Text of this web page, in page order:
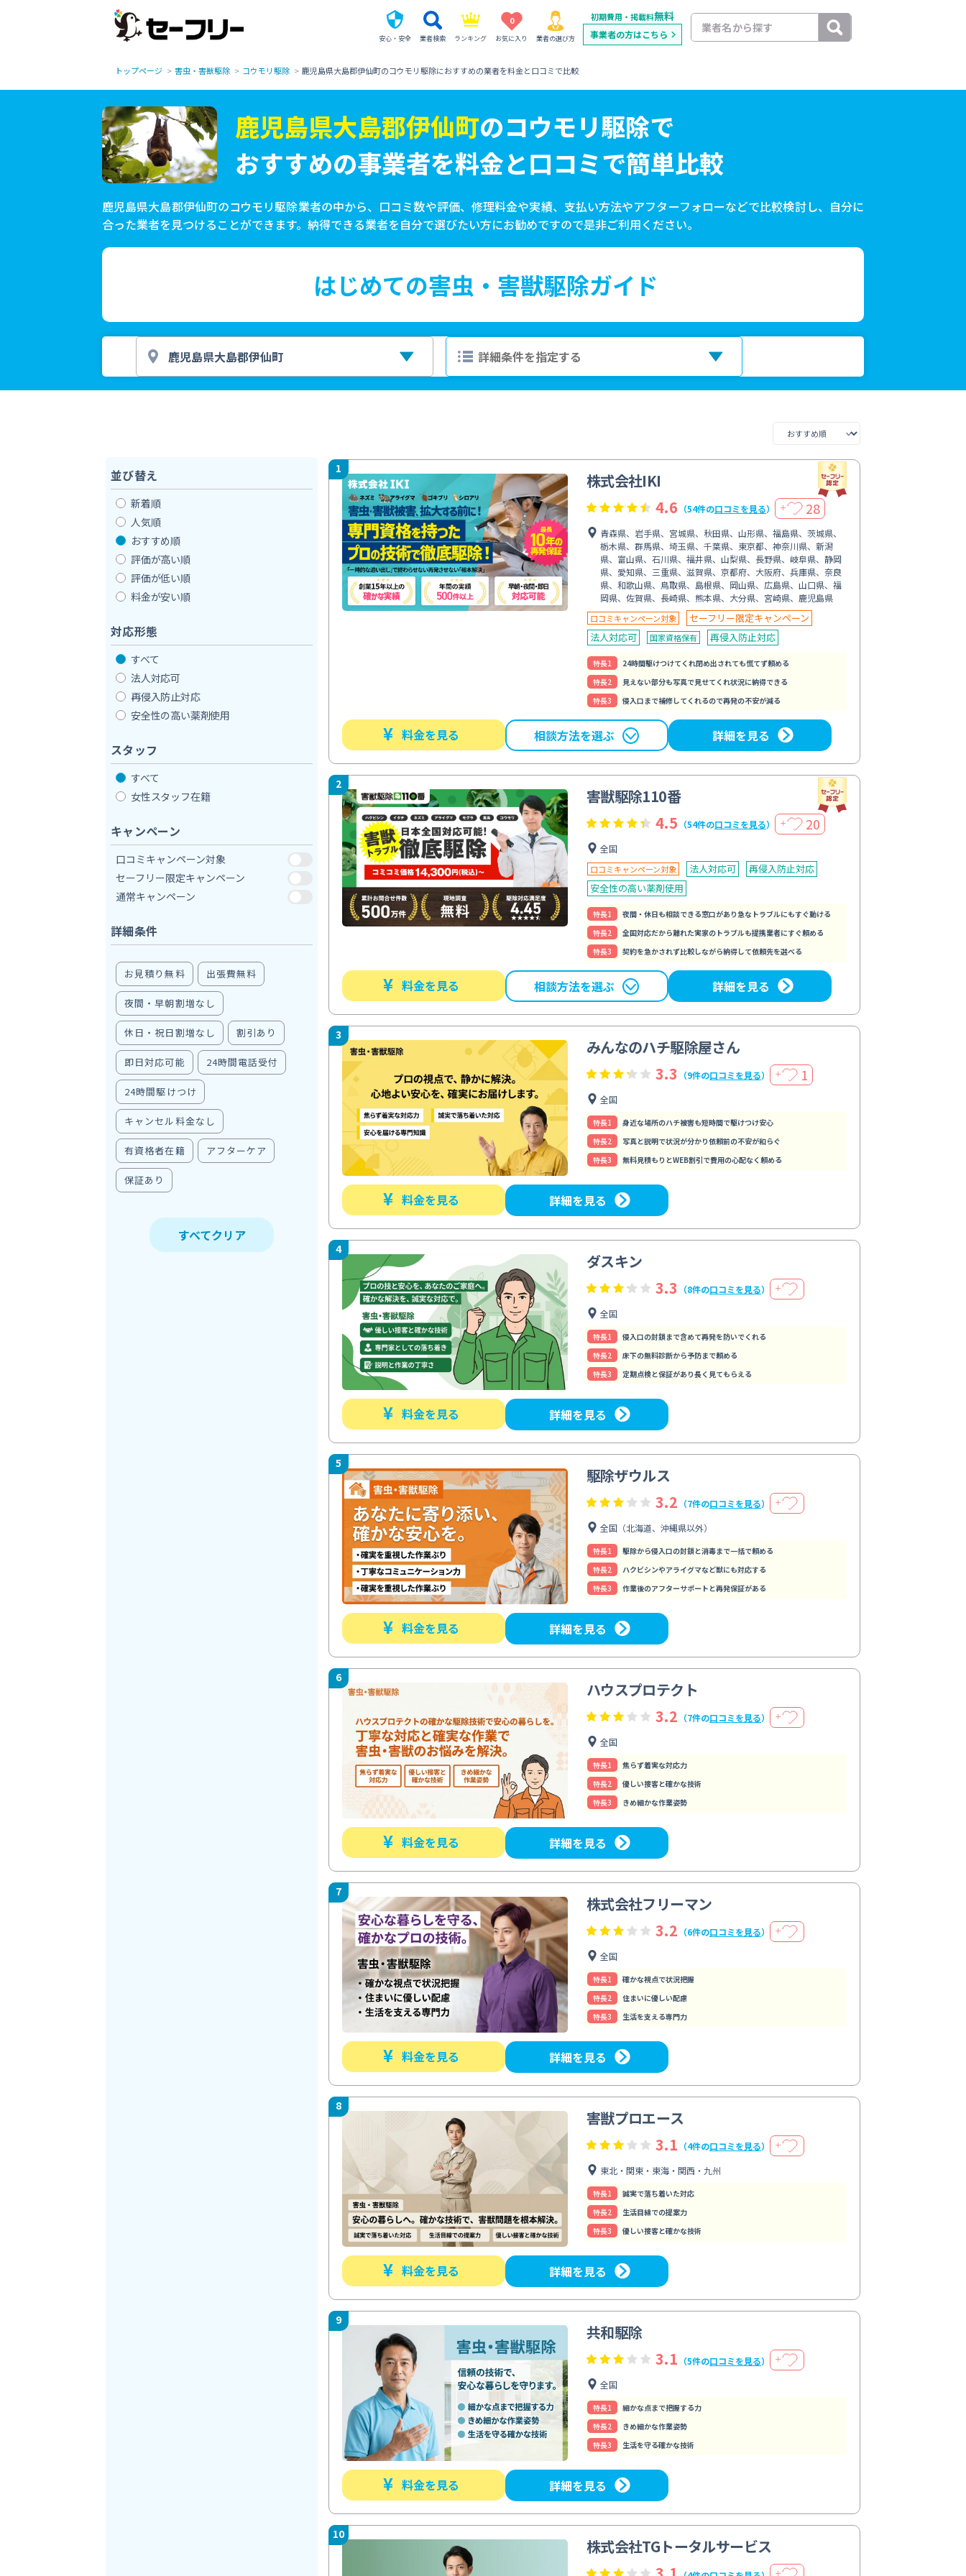
安心・安全 業者検索 ランキング
0
お気に入り 業者の選び方
初期費用・掲載料無料
事業者の方はこちら
トップページ 害虫・害獣駆除 コウモリ駆除 鹿児島県大島郡伊仙町のコウモリ駆除におすすめの業者を料金と口コミで比較
鹿児島県大島郡伊仙町のコウモリ駆除で
おすすめの事業者を料金と口コミで簡単比較
鹿児島県大島郡伊仙町のコウモリ駆除業者の中から、口コミ数や評価、修理料金や実績、支払い方法やアフターフォローなどで比較検討し、自分に
合った業者を見つけることができます。納得できる業者を自分で選びたい方にお勧めですので是非ご利用ください。
はじめての害虫・害獣駆除ガイド
並び替え
新着順
人気順
おすすめ順
評価が高い順
評価が低い順
料金が安い順
対応形態
すべて
法人対応可
再侵入防止対応
安全性の高い薬剤使用
スタッフ
すべて
女性スタッフ在籍
キャンペーン
口コミキャンペーン対象
セーフリー限定キャンペーン
通常キャンペーン
詳細条件
お見積り無料 出張費無料
夜間・早朝割増なし
休日・祝日割増なし 割引あり
即日対応可能 24時間電話受付
24時間駆けつけ
キャンセル料金なし
有資格者在籍 アフターケア
保証あり
すべてクリア
1
株式会社IKI
4.6 （54件の口コミを見る） ＋ 28
青森県、岩手県、宮城県、秋田県、山形県、福島県、茨城県、
栃木県、群馬県、埼玉県、千葉県、東京都、神奈川県、新潟
県、富山県、石川県、福井県、山梨県、長野県、岐阜県、静岡
県、愛知県、三重県、滋賀県、京都府、大阪府、兵庫県、奈良
県、和歌山県、鳥取県、島根県、岡山県、広島県、山口県、福
岡県、佐賀県、長崎県、熊本県、大分県、宮崎県、鹿児島県
口コミキャンペーン対象
セーフリー限定キャンペーン
法人対応可
国家資格保有 再侵入防止対応
特⻑1
24時間駆けつけてくれ閉め出されても慌てず頼める
特⻑2
見えない部分も写真で見せてくれ状況に納得できる
特⻑3
侵入口まで補修してくれるので再発の不安が減る
¥ 料金を見る 相談方法を選ぶ 詳細を見る
2
害獣駆除110番
4.5 （54件の口コミを見る） ＋ 20
全国
口コミキャンペーン対象 法人対応可
再侵入防止対応
安全性の高い薬剤使用
特⻑1
夜間・休日も相談できる窓口があり急なトラブルにもすぐ動ける
特⻑2
全国対応だから離れた実家のトラブルも提携業者にすぐ頼める
特⻑3
契約を急かされず比較しながら納得して依頼先を選べる
¥ 料金を見る 相談方法を選ぶ 詳細を見る
3
みんなのハチ駆除屋さん
3.3
（9件の口コミを見る） ＋ 1
全国
特⻑1
身近な場所のハチ被害も短時間で駆けつけ安心
特⻑2
写真と説明で状況が分かり依頼前の不安が和らぐ
特⻑3
無料見積もりとWEB割引で費用の心配なく頼める
¥ 料金を見る 詳細を見る
4
ダスキン
3.3
（8件の口コミを見る） ＋
全国
特⻑1
侵入口の封鎖まで含めて再発を防いでくれる
特⻑2
床下の無料診断から予防まで頼める
特⻑3
定期点検と保証があり長く見てもらえる
¥ 料金を見る 詳細を見る
5
駆除ザウルス
3.2 （7件の口コミを見る） ＋
全国（北海道、沖縄県以外）
特⻑1
駆除から侵入口の封鎖と消毒まで一括で頼める
特⻑2
ハクビシンやアライグマなど獣にも対応する
特⻑3
作業後のアフターサポートと再発保証がある
¥ 料金を見る 詳細を見る
6
ハウスプロテクト
3.2 （7件の口コミを見る） ＋
全国
特⻑1
焦らず着実な対応力
特⻑2
優しい接客と確かな技術
特⻑3
きめ細かな作業姿勢
¥ 料金を見る 詳細を見る
7
株式会社フリーマン
3.2 （6件の口コミを見る） ＋
全国
特⻑1
確かな視点で状況把握
特⻑2
住まいに優しい配慮
特⻑3
生活を支える専門力
¥ 料金を見る 詳細を見る
8
害獣プロエース
3.1 （4件の口コミを見る） ＋
東北・関東・東海・関西・九州
特⻑1
誠実で落ち着いた対応
特⻑2
生活目線での提案力
特⻑3
優しい接客と確かな技術
¥ 料金を見る 詳細を見る
9
共和駆除
3.1 （5件の口コミを見る） ＋
全国
特⻑1
細かな点まで把握する力
特⻑2
きめ細かな作業姿勢
特⻑3
生活を守る確かな技術
¥ 料金を見る 詳細を見る
10
株式会社TGトータルサービス
＋